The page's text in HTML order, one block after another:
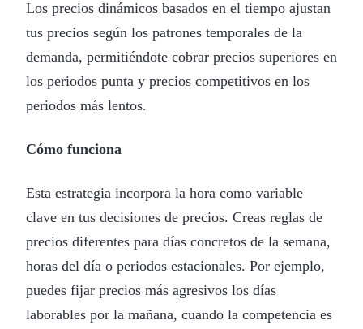
Los precios dinámicos basados en el tiempo ajustan
tus precios según los patrones temporales de la
demanda, permitiéndote cobrar precios superiores en
los periodos punta y precios competitivos en los
periodos más lentos.
Cómo funciona
Esta estrategia incorpora la hora como variable
clave en tus decisiones de precios. Creas reglas de
precios diferentes para días concretos de la semana,
horas del día o periodos estacionales. Por ejemplo,
puedes fijar precios más agresivos los días
laborables por la mañana, cuando la competencia es